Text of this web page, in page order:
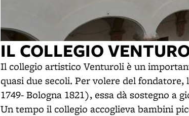
IL COLLEGIO
Il collegio artistico Venturoli è un
quasi due secoli. Per volere del
1749- Bologna 1821), essa dà sostegno a
Un tempo il collegio accoglieva bambini